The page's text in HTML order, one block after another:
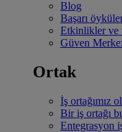
Blog
Başarı
Etkinlikler ve
Güven
Ortak
İş ortağımız
Bir iş ortağı
Entegrasyon